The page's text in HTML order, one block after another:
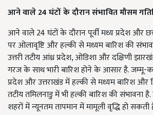
आने वाले 24घंटों के दौरान संभावित मौसम
आने वाले 24 घंटों के दौरान पूर्वी मध्य प्रदेश और
पर ओलावृष्टि और हल्की से मध्यम बारिश की
उत्तरी तटीय आंध्र प्रदेश, ओडिशा और दक्षिणी
गरज के साथ भारी बारिश होने के आसार है. जम्मू-
प्रदेश और उत्तराखंड में हल्की से मध्यम बारिश और
तटीय तमिलनाडु में भी हल्की बारिश की संभावना है.
शहरों में न्यूनतम तापमान में मामूली वृद्धि हो सकती